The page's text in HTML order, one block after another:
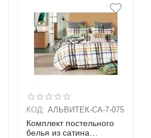
КОД: АЛЬВИТЕК-CA-7-075
Комплект постельного
белья из сатина